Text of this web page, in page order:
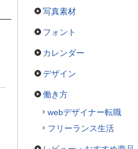
写真素材
フォント
カレンダー
デザイン
働き方
webデザイナー転職
フリーランス生活